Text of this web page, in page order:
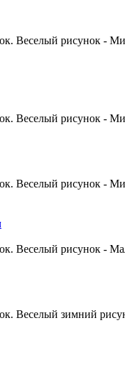
Веселый рисунок -
Веселый рисунок -
Веселый рисунок -
Веселый рисунок -
Веселый зимний